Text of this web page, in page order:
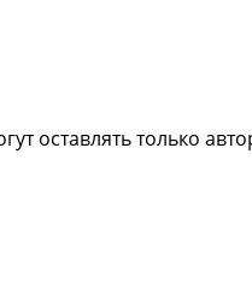
оставлять только